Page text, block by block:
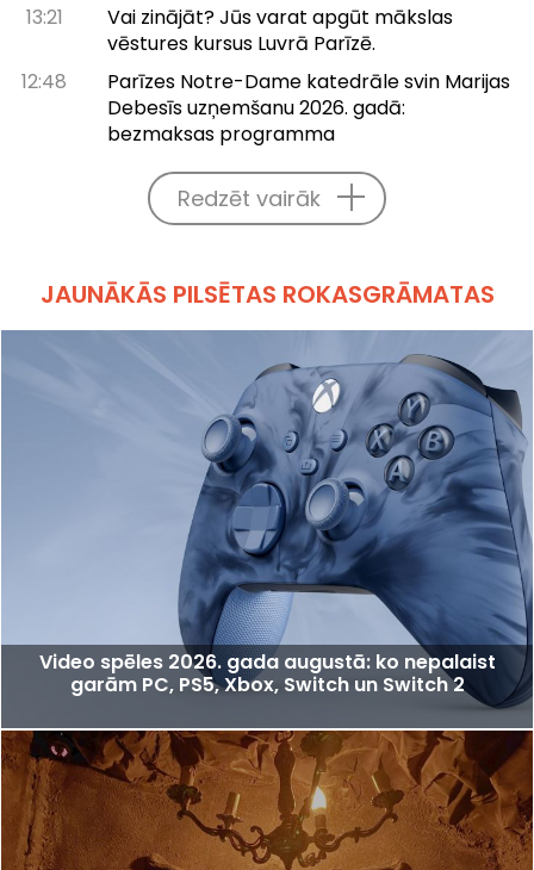
13:21
Vai zinājāt? Jūs varat apgūt mākslas
vēstures kursus Luvrā Parīzē.
12:48
Parīzes Notre-Dame katedrāle svin Marijas
Debesīs uzņemšanu 2026. gadā:
bezmaksas programma
Redzēt vairāk
JAUNĀKĀS PILSĒTAS ROKASGRĀMATAS
Video spēles 2026. gada augustā: ko nepalaist
garām PC, PS5, Xbox, Switch un Switch 2